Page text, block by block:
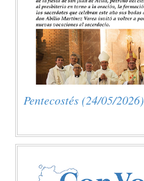
Pentecostés (24/05/2026)